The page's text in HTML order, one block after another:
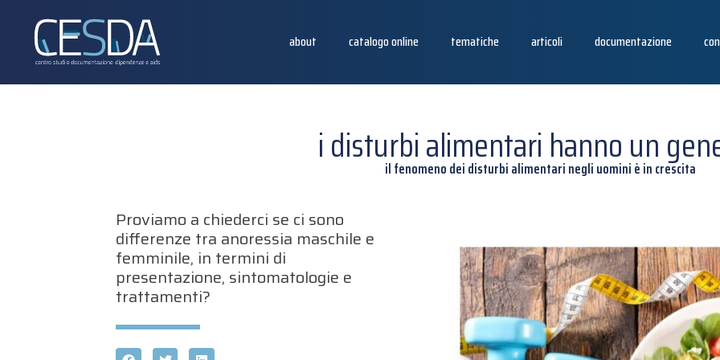
about catalogo online tematiche articoli documentazione
i disturbi alimentari hanno un
il fenomeno dei disturbi alimentari negli uomini è in crescita
Proviamo a chiederci se ci sono
differenze tra anoressia maschile e
femminile, in termini di
presentazione, sintomatologie e
trattamenti?